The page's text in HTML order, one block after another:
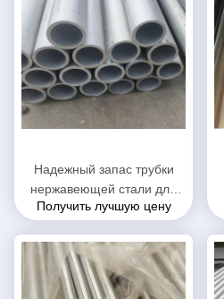
Надежный запас трубки
нержавеющей стали для
инженерства/
промышленности нечистот
Получить лучшую цену